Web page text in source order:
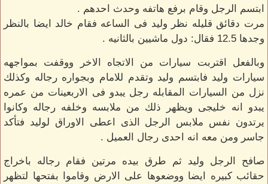
ابتسم الرجل وقام برفع هاتفه وحدث احدهم .
مرت دقائق قليله نظر وليد فى الساعه فقام خالد ايضا بالنظر
وجدها 12.5 فقال: دول ماشيين بالثانيه .
وبالفعل اقتربت سيارات من الاتجاه الاخر ووقفت بمواجهه
سيارات وليد فابتسم وليد وتقدم للامام وبجواره رجاله وكذلك
نزل من السيارات المقابله رجل يبدو فى الاربعينات من عمره
يبدو انه خليجى ويظهر ذلك من ملابسه وخلفه رجاله وكانوا
يرتدون نفس ملابس الرجل الذى اعطى الاوراق لوليد فتأكد
جاسر ومن معه انه احدى رجال العميل .
صافح الرجل وليد ثم طرق بيده مرتين فقام رجاله باخراج
حقائب كبيره ايضا ووضعوها على الارض وقاموا بفتحها لتظهر